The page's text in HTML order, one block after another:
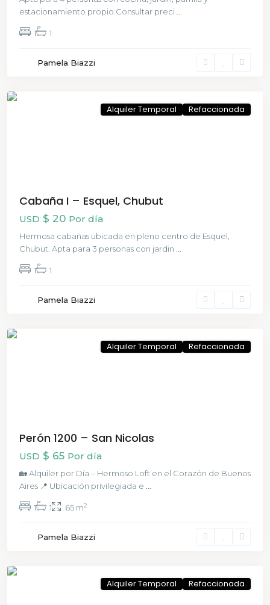
estacionamiento propio.Consultar preci
1 1
Pamela Biazzi
Alquiler Temporal Refaccionada
Cabaña I – Esquel, Chubut
USD $ 20 Por día
Hermosa cabañas ubicada en pleno centro de Esquel,
Chubut. Apta para 3 personas con jardin
1 1
Pamela Biazzi
Alquiler Temporal Refaccionada
Perón 1200 – San Nicolas
USD $ 65 Por día
🏡 Alquiler por Día – Hermoso Loft en el Corazón de Buenos
Aires 📍 Ubicación privilegiada e
1 1 65 m2
Pamela Biazzi
Ezeiza,
Alquiler Temporal Refaccionada